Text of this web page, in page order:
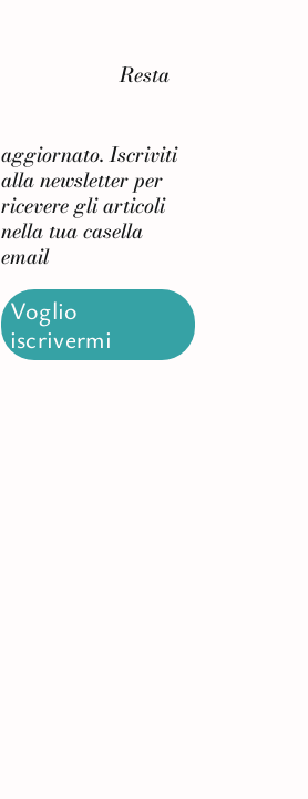
Resta
aggiornato. Iscriviti
alla newsletter per
ricevere gli articoli
nella tua casella
email
Voglio
iscrivermi